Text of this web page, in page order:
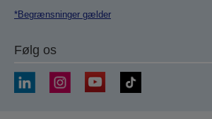
*Begrænsninger gælder
Følg os